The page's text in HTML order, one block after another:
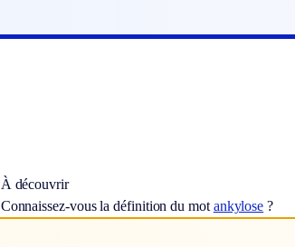
À découvrir
Connaissez-vous la définition du mot ankylose ?